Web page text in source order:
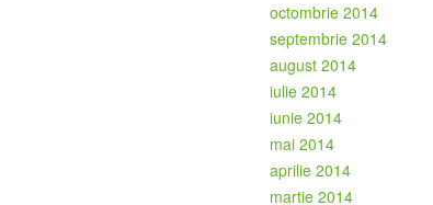
octombrie 2014
septembrie 2014
august 2014
iulie 2014
iunie 2014
mai 2014
aprilie 2014
martie 2014